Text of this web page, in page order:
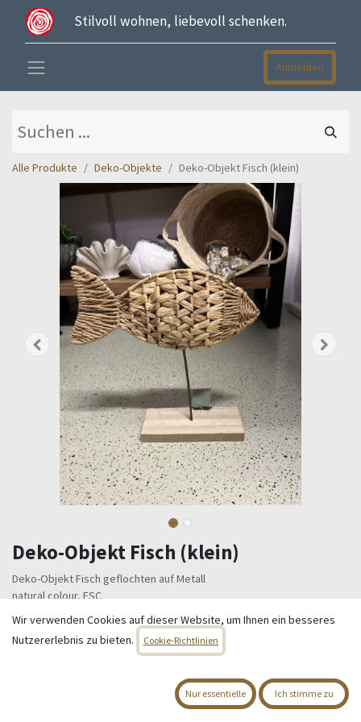
Stilvoll wohnen, liebevoll schenken.
Anmelden
Alle Produkte Deko-Objekte Deko-Objekt Fisch (klein)
Deko-Objekt Fisch (klein)
Deko-Objekt Fisch geflochten auf Metall
natural colour, FSC
L 33,00 - W 8,00 - H 30,00 cm
12,95€ Alle Preise inkl. MwSt.zzgl. Versandkosten
Wir verwenden Cookies auf dieser Website, um Ihnen ein besseres
Nutzererlebnis zu bieten.
Cookie-Richtlinien
Nur essentielle Ich stimme zu